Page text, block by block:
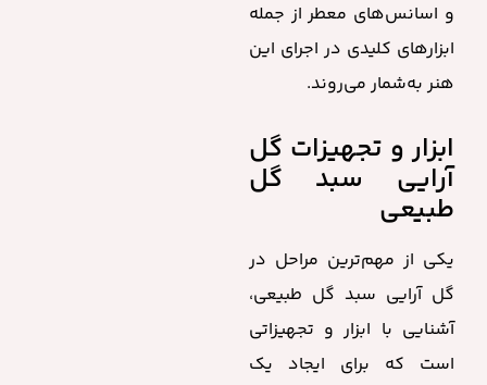
و اسانس‌های معطر از جمله
ابزارهای کلیدی در اجرای این
هنر به‌شمار می‌روند.
ابزار و تجهیزات گل
آرایی سبد گل
طبیعی
یکی از مهم‌ترین مراحل در
گل آرایی سبد گل طبیعی،
آشنایی با ابزار و تجهیزاتی
است که برای ایجاد یک